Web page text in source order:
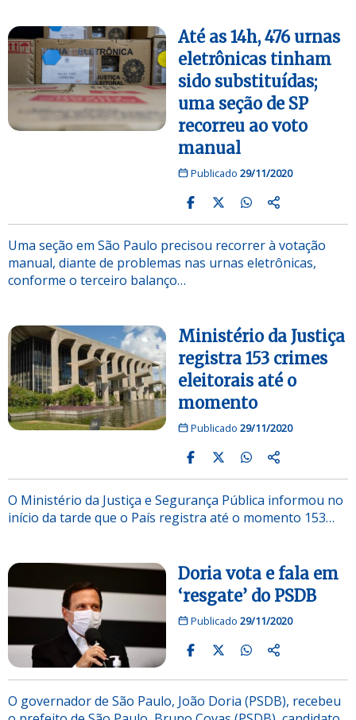
Até as 14h, 476 urnas
eletrônicas tinham
sido substituídas;
uma seção de SP
recorreu ao voto
manual​
Publicado 29/11/2020
Uma seção em São Paulo precisou recorrer à votação
manual, diante de problemas nas urnas eletrônicas,
conforme o terceiro balanço…
Ministério da Justiça
registra 153 crimes
eleitorais até o
momento
Publicado 29/11/2020
O Ministério da Justiça e Segurança Pública informou no
início da tarde que o País registra até o momento 153…
Doria vota e fala em
‘resgate’ do PSDB
Publicado 29/11/2020
O governador de São Paulo, João Doria (PSDB), recebeu